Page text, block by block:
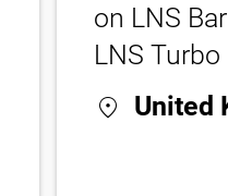
on LNS
LNS
location_on United